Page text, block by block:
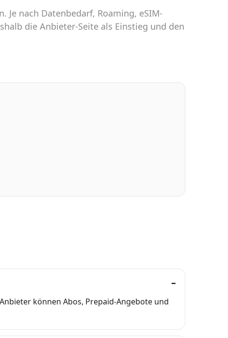
nach Datenbedarf, Roaming, eSIM-
die Anbieter-Seite als Einstieg und den
können Abos, Prepaid-Angebote und